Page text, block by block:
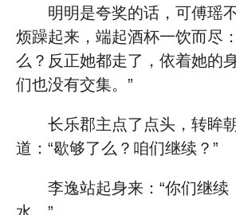
明明是夸奖的话，可傅瑶
烦躁起来，端起酒杯一饮而尽
么？反正她都走了，依着她的
们也没有交集。”
长乐郡主点了点头，转眸
道：“歇够了么？咱们继续？”
李逸站起身来：“你们继续